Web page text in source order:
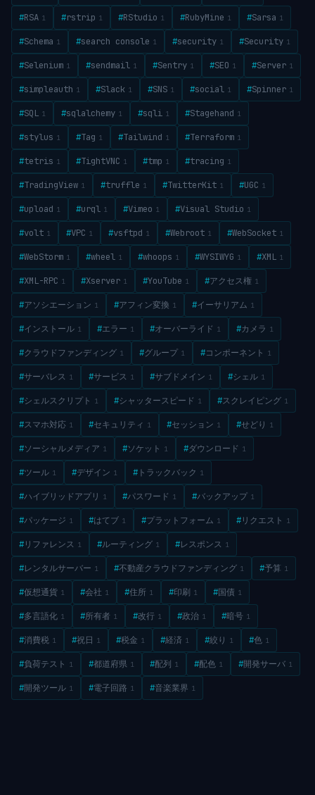
#RSA 1 #rstrip 1 #RStudio 1 #RubyMine 1 #Sarsa 1
#Schema 1 #search console 1 #security 1 #Security 1
#Selenium 1 #sendmail 1 #Sentry 1 #SEO 1 #Server 1
#simpleauth 1 #Slack 1 #SNS 1 #social 1 #Spinner 1
#SQL 1 #sqlalchemy 1 #sqli 1 #Stagehand 1
#stylus 1 #Tag 1 #Tailwind 1 #Terraform 1
#tetris 1 #TightVNC 1 #tmp 1 #tracing 1
#TradingView 1 #truffle 1 #TwitterKit 1 #UGC 1
#upload 1 #urql 1 #Vimeo 1 #Visual Studio 1
#volt 1 #VPC 1 #vsftpd 1 #Webroot 1 #WebSocket 1
#WebStorm 1 #wheel 1 #whoops 1 #WYSIWYG 1 #XML 1
#XML-RPC 1 #Xserver 1 #YouTube 1 #アクセス権 1
#アソシエーション 1 #アフィン変換 1 #イーサリアム 1
#インストール 1 #エラー 1 #オーバーライド 1 #カメラ 1
#クラウドファンディング 1 #グループ 1 #コンポーネント 1
#サーバレス 1 #サービス 1 #サブドメイン 1 #シェル 1
#シェルスクリプト 1 #シャッタースピード 1 #スクレイピング 1
#スマホ対応 1 #セキュリティ 1 #セッション 1 #せどり 1
#ソーシャルメディア 1 #ソケット 1 #ダウンロード 1
#ツール 1 #デザイン 1 # トラックバック 1
#ハイブリッドアプリ 1 #パスワード 1 #バックアップ 1
#パッケージ 1 #はてブ 1 #プラットフォーム 1 #リクエスト 1
#リファレンス 1 #ルーティング 1 #レスポンス 1
#レンタルサーバー 1 #不動産クラウドファンディング 1 #予算 1
#仮想通貨 1 #会社 1 #住所 1 #印刷 1 #国債 1
#多言語化 1 #所有者 1 #改行 1 #政治 1 #暗号 1
#消費税 1 #祝日 1 #税金 1 #経済 1 #絞り 1 #色 1
#負荷テスト 1 #都道府県 1 #配列 1 #配色 1 #開発サーバ 1
#開発ツール 1 #電子回路 1 #音楽業界 1